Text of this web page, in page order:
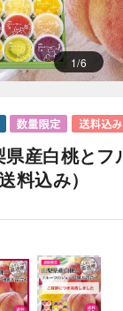
1/6
県産白桃と
料込み）